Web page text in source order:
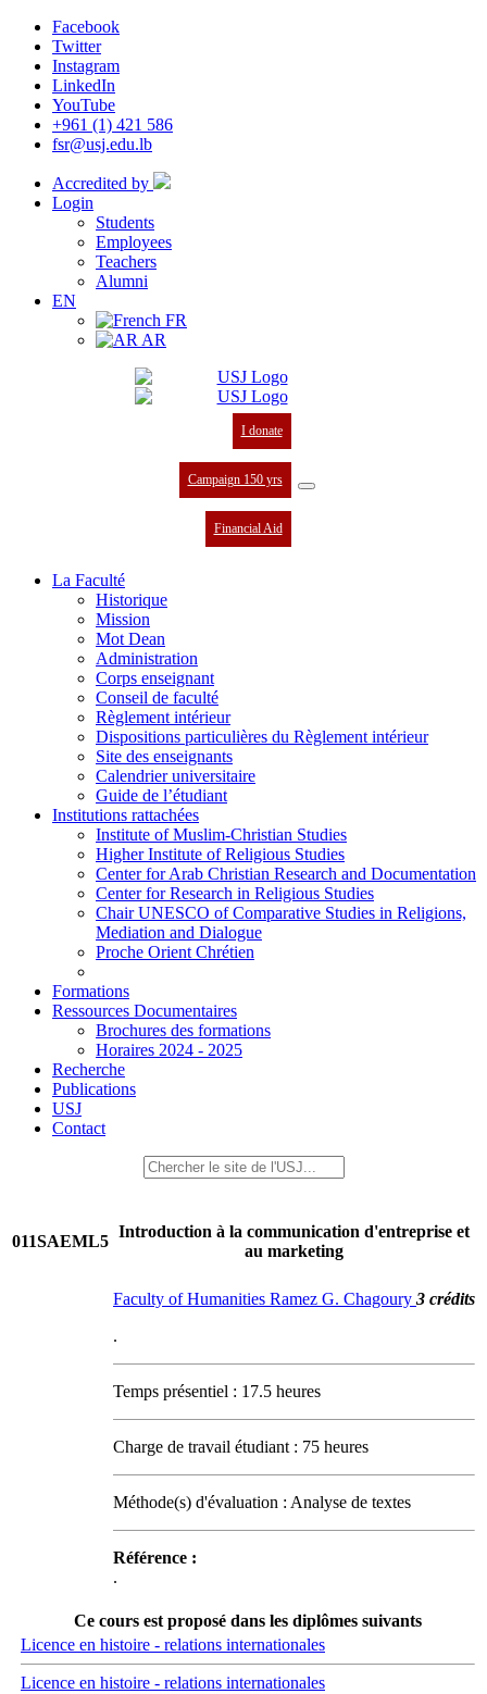
Facebook
Twitter
Instagram
LinkedIn
YouTube
+961 (1) 421 586
fsr@usj.edu.lb
Accredited by
Login
Students
Employees
Teachers
Alumni
EN
FR
AR
I donate
Campaign 150 yrs
Financial Aid
La Faculté
Historique
Mission
Mot Dean
Administration
Corps enseignant
Conseil de faculté
Règlement intérieur
Dispositions particulières du Règlement intérieur
Site des enseignants
Calendrier universitaire
Guide de l’étudiant
Institutions rattachées
Institute of Muslim-Christian Studies
Higher Institute of Religious Studies
Center for Arab Christian Research and Documentation
Center for Research in Religious Studies
Chair UNESCO of Comparative Studies in Religions,
Mediation and Dialogue
Proche Orient Chrétien
Formations
Ressources Documentaires
Brochures des formations
Horaires 2024 - 2025
Recherche
Publications
USJ
Contact
011SAEML5
Introduction à la communication d'entreprise et
au marketing
Faculty of Humanities Ramez G. Chagoury 3 crédits
.
Temps présentiel : 17.5 heures
Charge de travail étudiant : 75 heures
Méthode(s) d'évaluation : Analyse de textes
Référence :
.
Ce cours est proposé dans les diplômes suivants
Licence en histoire - relations internationales
Licence en histoire - relations internationales